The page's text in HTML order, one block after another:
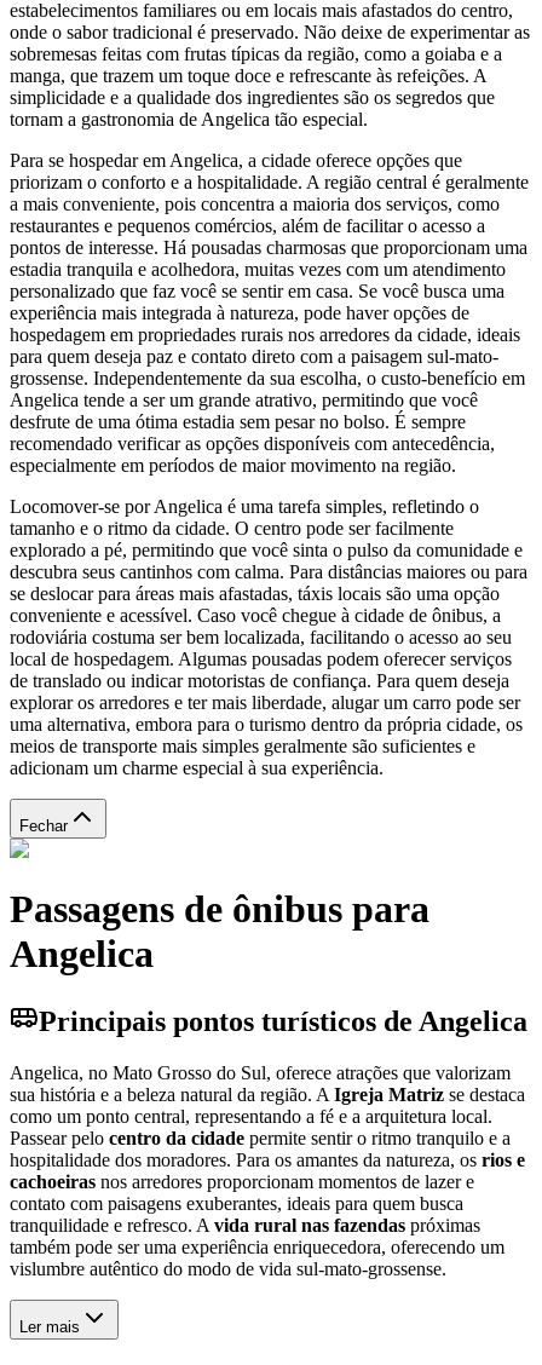
estabelecimentos familiares ou em locais mais afastados do centro,
onde o sabor tradicional é preservado. Não deixe de experimentar as
sobremesas feitas com frutas típicas da região, como a goiaba e a
manga, que trazem um toque doce e refrescante às refeições. A
simplicidade e a qualidade dos ingredientes são os segredos que
tornam a gastronomia de Angelica tão especial.
Para se hospedar em Angelica, a cidade oferece opções que
priorizam o conforto e a hospitalidade. A região central é geralmente
a mais conveniente, pois concentra a maioria dos serviços, como
restaurantes e pequenos comércios, além de facilitar o acesso a
pontos de interesse. Há pousadas charmosas que proporcionam uma
estadia tranquila e acolhedora, muitas vezes com um atendimento
personalizado que faz você se sentir em casa. Se você busca uma
experiência mais integrada à natureza, pode haver opções de
hospedagem em propriedades rurais nos arredores da cidade, ideais
para quem deseja paz e contato direto com a paisagem sul-mato-
grossense. Independentemente da sua escolha, o custo-benefício em
Angelica tende a ser um grande atrativo, permitindo que você
desfrute de uma ótima estadia sem pesar no bolso. É sempre
recomendado verificar as opções disponíveis com antecedência,
especialmente em períodos de maior movimento na região.
Locomover-se por Angelica é uma tarefa simples, refletindo o
tamanho e o ritmo da cidade. O centro pode ser facilmente
explorado a pé, permitindo que você sinta o pulso da comunidade e
descubra seus cantinhos com calma. Para distâncias maiores ou para
se deslocar para áreas mais afastadas, táxis locais são uma opção
conveniente e acessível. Caso você chegue à cidade de ônibus, a
rodoviária costuma ser bem localizada, facilitando o acesso ao seu
local de hospedagem. Algumas pousadas podem oferecer serviços
de translado ou indicar motoristas de confiança. Para quem deseja
explorar os arredores e ter mais liberdade, alugar um carro pode ser
uma alternativa, embora para o turismo dentro da própria cidade, os
meios de transporte mais simples geralmente são suficientes e
adicionam um charme especial à sua experiência.
Fechar
Passagens de ônibus para
Angelica
Principais pontos turísticos de Angelica
Angelica, no Mato Grosso do Sul, oferece atrações que valorizam
sua história e a beleza natural da região. A Igreja Matriz se destaca
como um ponto central, representando a fé e a arquitetura local.
Passear pelo centro da cidade permite sentir o ritmo tranquilo e a
hospitalidade dos moradores. Para os amantes da natureza, os rios e
cachoeiras nos arredores proporcionam momentos de lazer e
contato com paisagens exuberantes, ideais para quem busca
tranquilidade e refresco. A vida rural nas fazendas próximas
também pode ser uma experiência enriquecedora, oferecendo um
vislumbre autêntico do modo de vida sul-mato-grossense.
Ler mais